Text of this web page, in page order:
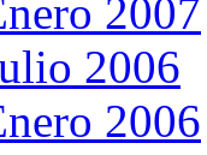
2007
2006
2006